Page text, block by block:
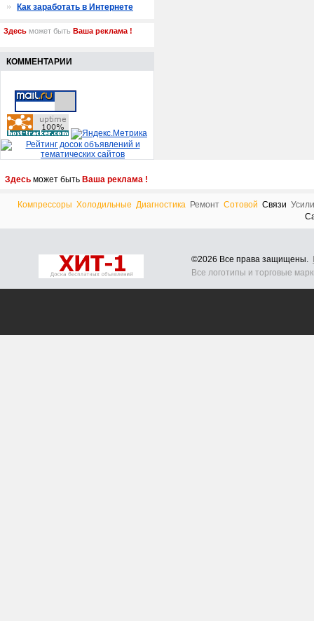
Как заработать в Интернете
Здесь может быть Ваша реклама !
КОММЕНТАРИИ
Здесь может быть Ваша реклама !
Компрессоры Холодильные Диагностика Ремонт Сотовой Связи
©2026 Все права защищены.
Все логотипы и торговые